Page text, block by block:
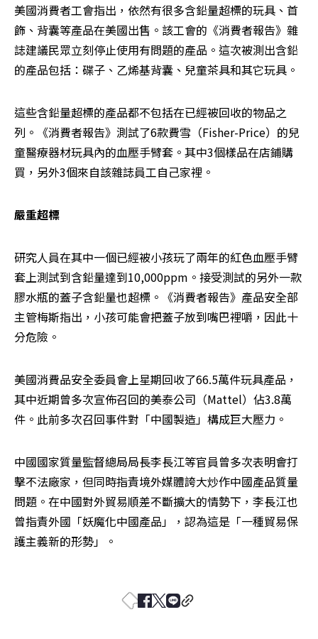
美國消費者工會指出，依然有很多含鉛量超標的玩具、首
飾、背囊等產品在美國出售。該工會的《消費者報告》雜
誌建議民眾立刻停止使用有問題的產品。這次被測出含鉛
的產品包括：碟子、乙烯基背囊、兒童茶具和其它玩具。
這些含鉛量超標的產品都不包括在已經被回收的物品之
列。《消費者報告》測試了6款費雪（Fisher-Price）的兒
童醫療器材玩具內的血壓手臂套。其中3個樣品在店鋪購
買，另外3個來自該雜誌員工自己家裡。
嚴重超標
研究人員在其中一個已經被小孩玩了兩年的紅色血壓手臂
套上測試到含鉛量達到10,000ppm。接受測試的另外一款
膠水瓶的蓋子含鉛量也超標。《消費者報告》產品安全部
主管梅斯指出，小孩可能會把蓋子放到嘴巴裡嚼，因此十
分危險。
美國消費品安全委員會上星期回收了66.5萬件玩具產品，
其中近期曾多次宣佈召回的美泰公司（Mattel）佔3.8萬
件。此前多次召回事件對「中國製造」構成巨大壓力。
中國國家質量監督總局局長李長江等官員曾多次表明會打
擊不法廠家，但同時指責境外媒體誇大炒作中國產品質量
問題。在中國對外貿易順差不斷擴大的情勢下，李長江也
曾指責外國「妖魔化中國產品」，認為這是「一種貿易保
護主義新的形勢」。